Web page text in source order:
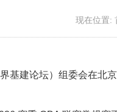
现在位置:
建论坛）组委会在北